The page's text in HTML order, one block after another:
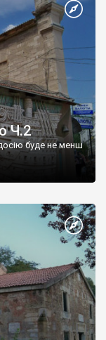
Ч.2
буде не менш